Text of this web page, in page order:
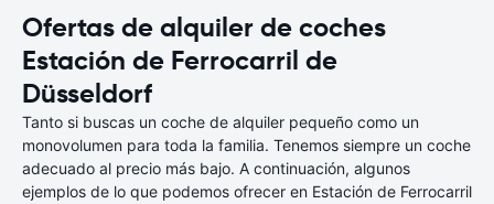
Ofertas de alquiler de coches
Estación de Ferrocarril de
Düsseldorf
Tanto si buscas un coche de alquiler pequeño como un
monovolumen para toda la familia. Tenemos siempre un coche
adecuado al precio más bajo. A continuación, algunos
ejemplos de lo que podemos ofrecer en Estación de Ferrocarril